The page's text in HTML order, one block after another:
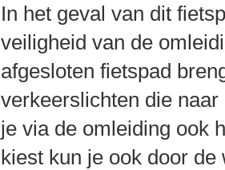
In het geval van dit
veiligheid van de
afgesloten fietspad
verkeerslichten die
je via de omleiding ook
kiest kun je ook door